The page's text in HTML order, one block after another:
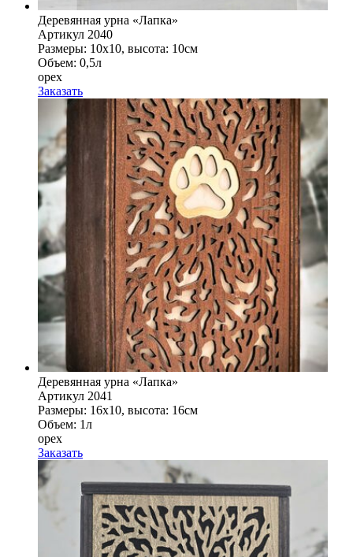
Деревянная урна «Лапка»
Артикул 2040
Размеры: 10x10, высота: 10см
Объем: 0,5л
орех
Заказать
Деревянная урна «Лапка»
Артикул 2041
Размеры: 16x10, высота: 16см
Объем: 1л
орех
Заказать